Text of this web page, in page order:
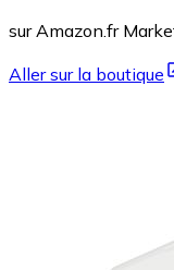
sur Amazon.fr
Aller sur la boutique